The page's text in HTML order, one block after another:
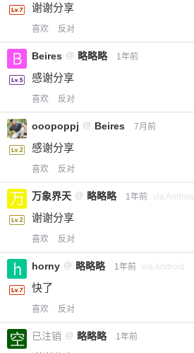
谢谢分享
喜欢 反对
Beires @ 略略略 1年前
感谢分享
喜欢 反对
ooopoppj @ Beires 7月前
感谢分享
喜欢 反对
万象界天 @ 略略略 1年前 via Android
谢谢分享
喜欢 反对
horny @ 略略略 1年前 via Android
快了
喜欢 反对
已注销 @ 略略略 1年前